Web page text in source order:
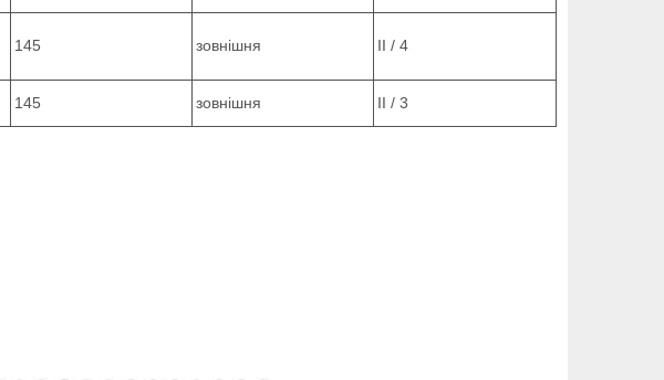
145 зовнішня ІІ / 4
145 зовнішня ІІ / 3